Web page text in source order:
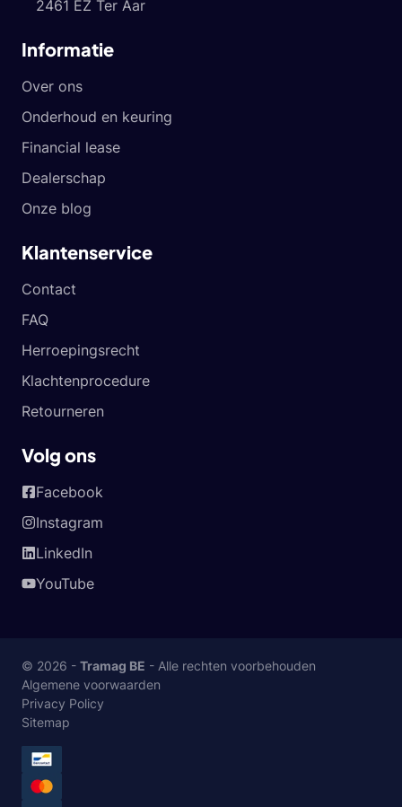
2461 EZ Ter Aar
Informatie
Over ons
Onderhoud en keuring
Financial lease
Dealerschap
Onze blog
Klantenservice
Contact
FAQ
Herroepingsrecht
Klachtenprocedure
Retourneren
Volg ons
Facebook
Instagram
LinkedIn
YouTube
© 2026 - Tramag BE - Alle rechten voorbehouden
Algemene voorwaarden
Privacy Policy
Sitemap